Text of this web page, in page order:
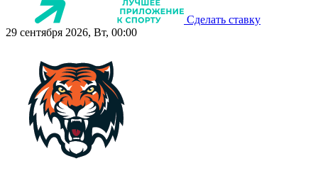
Сделать ставку
29 сентября 2026, Вт, 00:00